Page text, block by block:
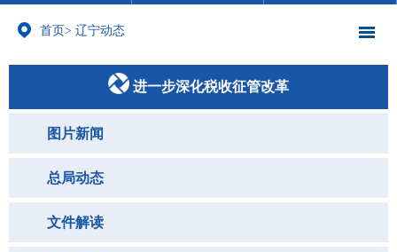
首页> 辽宁动态
进一步深化税收征管改革
图片新闻
总局动态
文件解读